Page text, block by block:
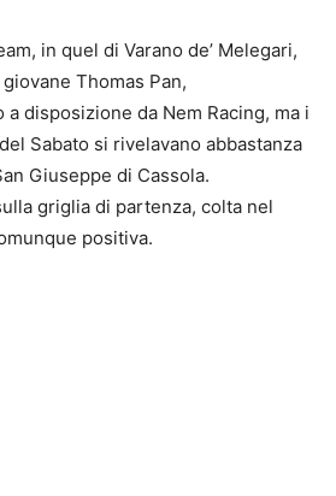
in quel di Varano de’ Melegari,
Thomas Pan,
a disposizione da Nem Racing, ma i
Sabato si rivelavano abbastanza
Giuseppe di Cassola.
griglia di partenza, colta nel
positiva.